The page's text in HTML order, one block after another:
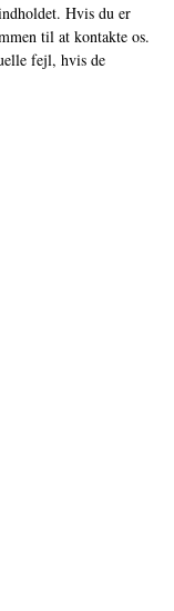
Hvis du er
til at kontakte os.
fejl, hvis de